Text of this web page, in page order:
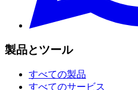
製品とツール
すべての製品
すべてのサービス